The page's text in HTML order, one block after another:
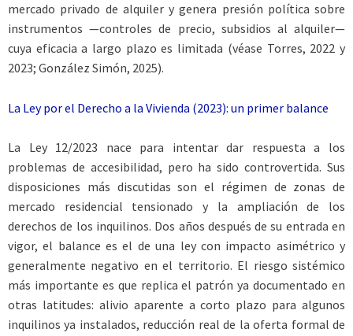
mercado privado de alquiler y genera presión política sobre
instrumentos —controles de precio, subsidios al alquiler—
cuya eficacia a largo plazo es limitada (véase Torres, 2022 y
2023; González Simón, 2025).
La Ley por el Derecho a la Vivienda (2023): un primer balance
La Ley 12/2023 nace para intentar dar respuesta a los
problemas de accesibilidad, pero ha sido controvertida. Sus
disposiciones más discutidas son el régimen de zonas de
mercado residencial tensionado y la ampliación de los
derechos de los inquilinos. Dos años después de su entrada en
vigor, el balance es el de una ley con impacto asimétrico y
generalmente negativo en el territorio. El riesgo sistémico
más importante es que replica el patrón ya documentado en
otras latitudes: alivio aparente a corto plazo para algunos
inquilinos ya instalados, reducción real de la oferta formal de